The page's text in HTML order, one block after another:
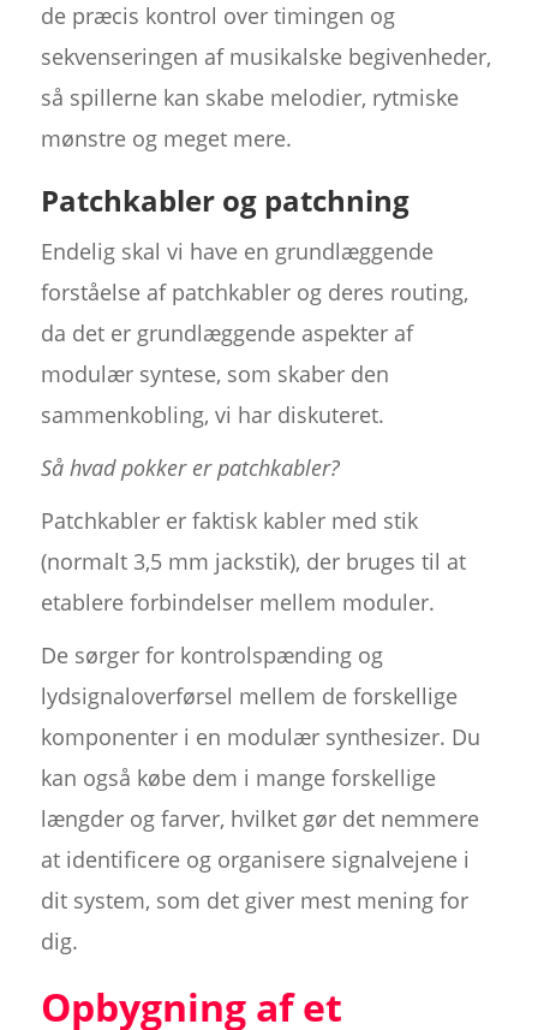
de præcis kontrol over timingen og
sekvenseringen af musikalske begivenheder,
så spillerne kan skabe melodier, rytmiske
mønstre og meget mere.
Patchkabler og patchning
Endelig skal vi have en grundlæggende
forståelse af patchkabler og deres routing,
da det er grundlæggende aspekter af
modulær syntese, som skaber den
sammenkobling, vi har diskuteret.
Så hvad pokker er patchkabler?
Patchkabler er faktisk kabler med stik
(normalt 3,5 mm jackstik), der bruges til at
etablere forbindelser mellem moduler.
De sørger for kontrolspænding og
lydsignaloverførsel mellem de forskellige
komponenter i en modulær synthesizer. Du
kan også købe dem i mange forskellige
længder og farver, hvilket gør det nemmere
at identificere og organisere signalvejene i
dit system, som det giver mest mening for
dig.
Opbygning af et